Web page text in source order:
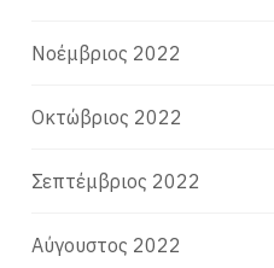
Νοέμβριος 2022
Οκτώβριος 2022
Σεπτέμβριος 2022
Αύγουστος 2022